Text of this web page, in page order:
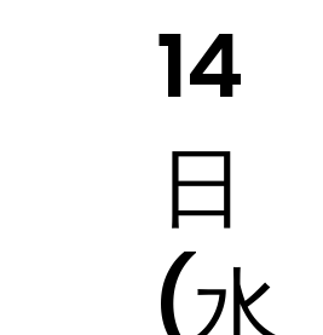
14
日
(水